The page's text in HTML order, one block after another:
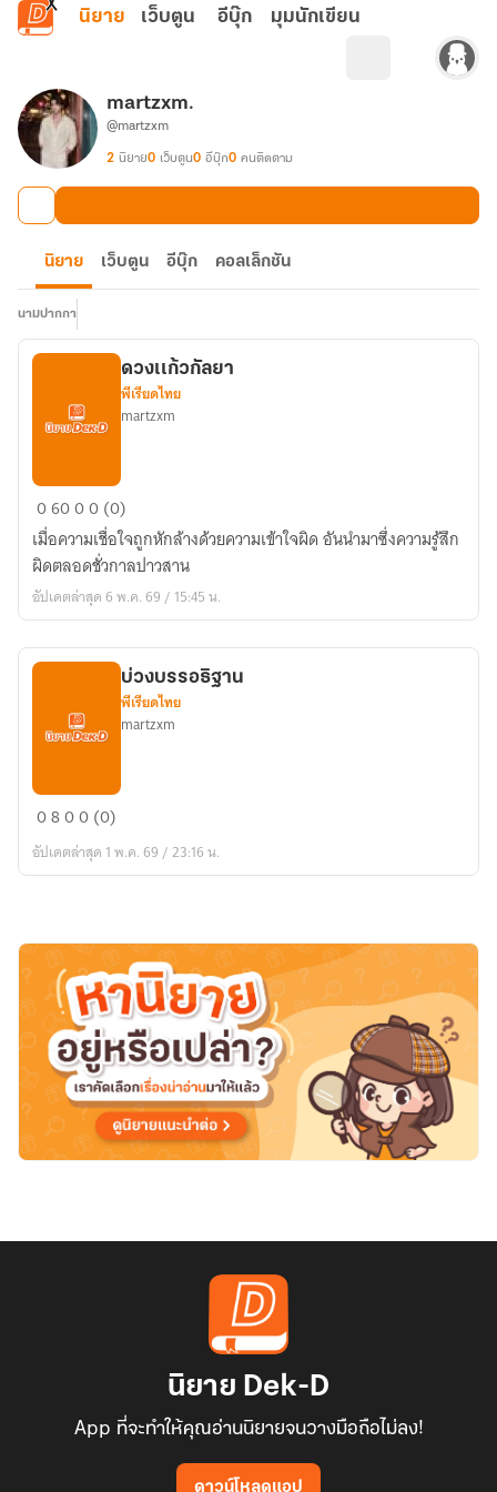
ข้ามไปยังเนื้อหาหลัก
นิยาย เว็บตูน อีบุ๊ก มุมนักเขียน
martzxm.
@martzxm
2 นิยาย0 เว็บตูน0 อีบุ๊ก0 คนติดตาม
นิยาย เว็บตูน อีบุ๊ก คอลเล็กชัน
นามปากกา
ดวง
เเก้
วกัล
ยา
ดวงเเก้วกัลยา
พีเรียดไทย
martzxm
06000 (0)
เมื่อความเชื่อใจถูกหักล้างด้วยความเข้าใจผิด อันนำมาซึ่งความรู้สึก
ผิดตลอดชั่วกาลปาวสาน
อัปเดตล่าสุด 6 พ.ค. 69 / 15:45 น.
บ่วง
รอ
บ่วงบรรอธิฐาน
พีเรียดไทย
martzxm
0800 (0)
อัปเดตล่าสุด 1 พ.ค. 69 / 23:16 น.
นิยาย Dek-D
App ที่จะทำให้คุณอ่านนิยายจนวางมือถือไม่ลง!
ดาวน์โหลดแอป